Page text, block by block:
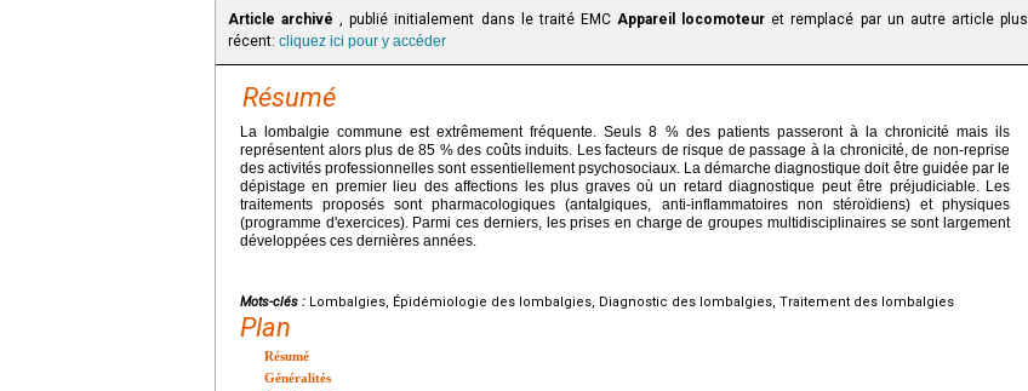
Article archivé , publié initialement dans le traité EMCAppareil locomoteur et remplacé par un autre article plus
récent: cliquez ici pour y accéder
Résumé
La lombalgie commune est extrêmement fréquente. Seuls 8 % des patients passeront à la chronicité mais ils
représentent alors plus de 85 % des coûts induits. Les facteurs de risque de passage à la chronicité, de non-reprise
des activités professionnelles sont essentiellement psychosociaux. La démarche diagnostique doit être guidée par le
dépistage en premier lieu des affections les plus graves où un retard diagnostique peut être préjudiciable. Les
traitements proposés sont pharmacologiques (antalgiques, anti-inflammatoires non stéroïdiens) et physiques
(programme d'exercices). Parmi ces derniers, les prises en charge de groupes multidisciplinaires se sont largement
développées ces dernières années.
Mots-clés : Lombalgies, Épidémiologie des lombalgies, Diagnostic des lombalgies, Traitement des lombalgies
Plan
Résumé
Généralités